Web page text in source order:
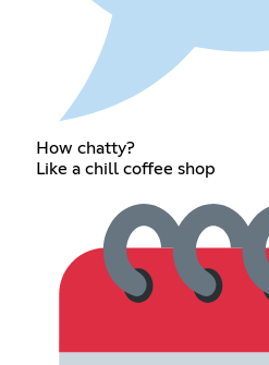
How chatty?
Like a chill coffee shop